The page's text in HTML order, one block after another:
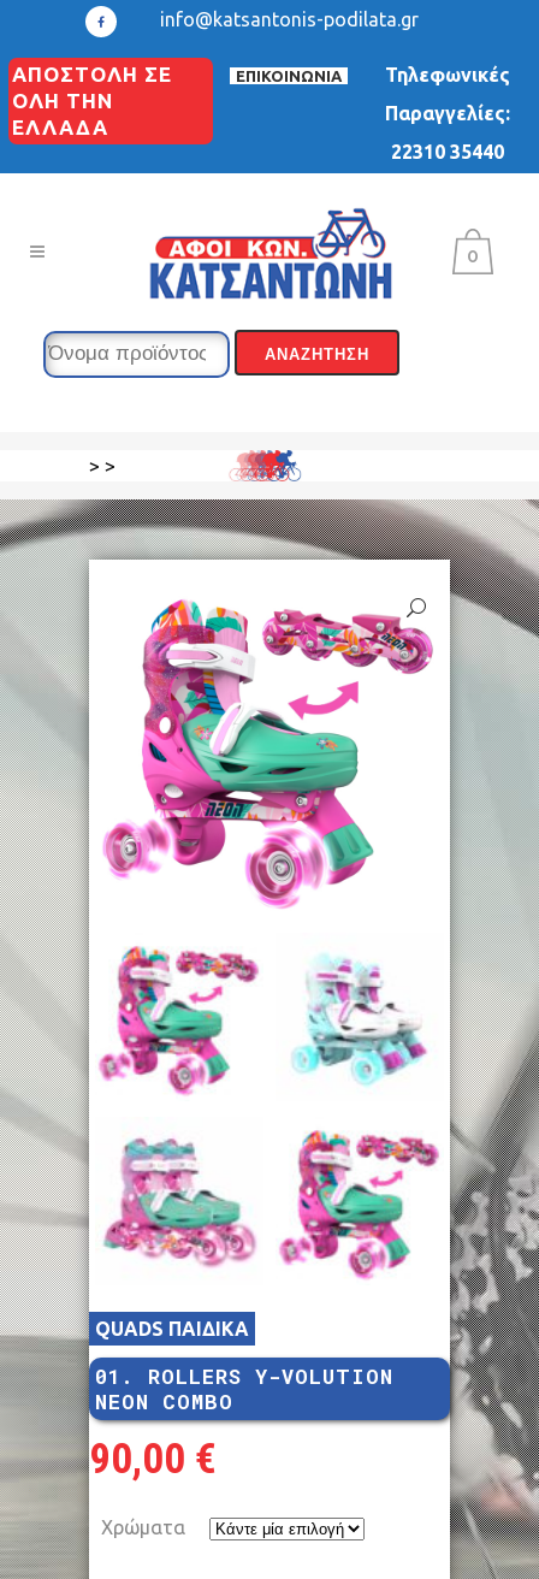
info@katsantonis-podilata.gr
ΑΠΟΣΤΟΛΗ ΣΕ
ΟΛΗ ΤΗΝ
ΕΛΛΑΔΑ
ΕΠΙΚΟΙΝΩΝΙΑ
Τηλεφωνικές
Παραγγελίες:
22310 35440
0
> >
QUADS ΠΑΙΔΙΚΑ
01. ROLLERS Y-VOLUTION
NEON COMBO
90,00 €
Χρώματα